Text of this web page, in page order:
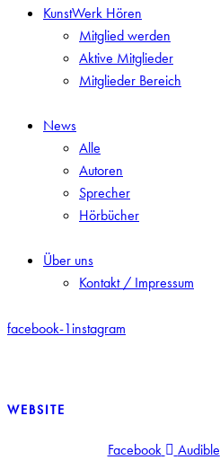
KunstWerk Hören
Mitglied werden
Aktive Mitglieder
Mitglieder Bereich
News
Alle
Autoren
Sprecher
Hörbücher
Über uns
Kontakt / Impressum
facebook-1instagram
WEBSITE
Facebook Audible